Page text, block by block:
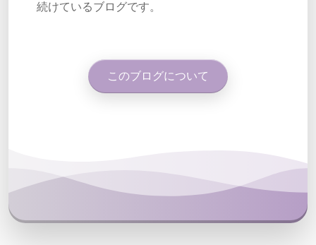
続けているブログです。
このブログについて